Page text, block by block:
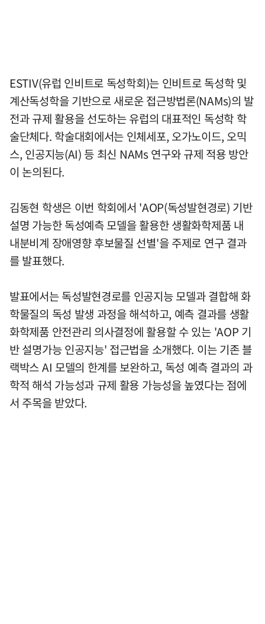
ESTIV(유럽 인비트로 독성학회)는 인비트로 독성학 및
계산독성학을 기반으로 새로운 접근방법론(NAMs)의 발
전과 규제 활용을 선도하는 유럽의 대표적인 독성학 학
술단체다. 학술대회에서는 인체세포, 오가노이드, 오믹
스, 인공지능(AI) 등 최신 NAMs 연구와 규제 적용 방안
이 논의된다.
김동현 학생은 이번 학회에서 'AOP(독성발현경로) 기반
설명 가능한 독성예측 모델을 활용한 생활화학제품 내
내분비계 장애영향 후보물질 선별'을 주제로 연구 결과
를 발표했다.
발표에서는 독성발현경로를 인공지능 모델과 결합해 화
학물질의 독성 발생 과정을 해석하고, 예측 결과를 생활
화학제품 안전관리 의사결정에 활용할 수 있는 'AOP 기
반 설명가능 인공지능' 접근법을 소개했다. 이는 기존 블
랙박스 AI 모델의 한계를 보완하고, 독성 예측 결과의 과
학적 해석 가능성과 규제 활용 가능성을 높였다는 점에
서 주목을 받았다.